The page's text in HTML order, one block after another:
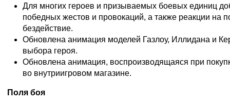
Для многих героев и призываемых боевых единиц
победных жестов и провокаций, а также реакции на
бездействие.
Обновлена анимация моделей Газлоу, Иллидана и
выбора героя.
Обновлена анимация, воспроизводящаяся при
во внутриигровом магазине.
Поля боя